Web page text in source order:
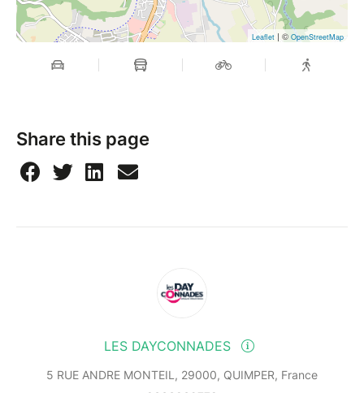
Leaflet | © OpenStreetMap
Share this page
LES DAYCONNADES
5 RUE ANDRE MONTEIL, 29000, QUIMPER, France